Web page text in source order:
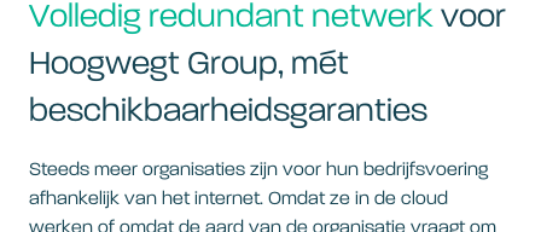
Volledig redundant netwerk voor
Hoogwegt Group, mét
beschikbaarheidsgaranties
Steeds meer organisaties zijn voor hun bedrijfsvoering
afhankelijk van het internet. Omdat ze in de cloud